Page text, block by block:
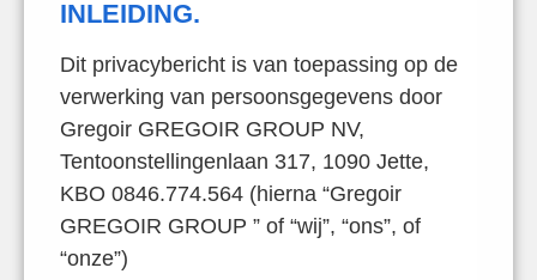
INLEIDING.
Dit privacybericht is van toepassing op de
verwerking van persoonsgegevens door
Gregoir GREGOIR GROUP NV,
Tentoonstellingenlaan 317, 1090 Jette,
KBO 0846.774.564 (hierna “Gregoir
GREGOIR GROUP ” of “wij”, “ons”, of
“onze”)